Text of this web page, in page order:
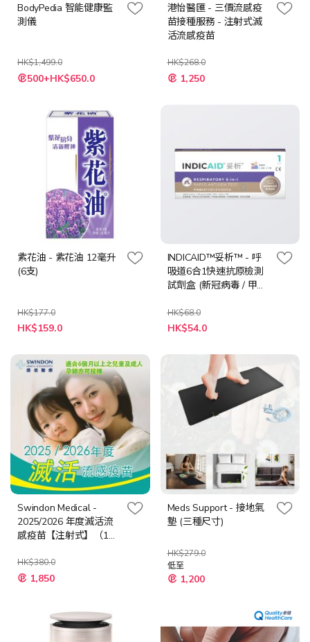
BodyPedia 智能健康監
測儀
HK$1,499.0
特
殊 500+HK$650.0
港怡醫匯 - 三價流感疫
苗接種服務 - 注射式滅
活流感疫苗
HK$268.0
特
殊 1,250
紫花油 - 紫花油 12毫升
(6支)
HK$177.0
特
殊
格
HK$159.0
INDICAID™妥析™ - 呼
吸道6合1快速抗原檢測
試劑盒 (新冠病毒 / 甲型
病毒 / 呼吸道腺病毒 / 肺
炎支原體) (最低購買數
HK$68.0
特
殊
格
HK$54.0
Swindon Medical -
2025/2026 年度滅活流
感疫苗【注射式】（1
HK$380.0
特
殊 1,850
Meds Support - 接地氣
墊 (三種尺寸)
HK$279.0
低至
1,200